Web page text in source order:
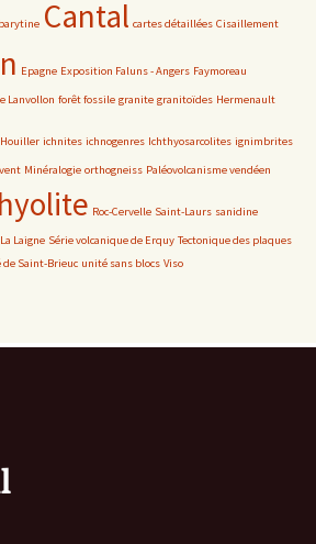
barytine Cantal cartes détaillées Cisaillement
Epagne Exposition Faluns - Angers Faymoreau
Lanvollon forêt fossile granite granitoïdes Hermenault
Houiller ichnites ichnogenres Ichthyosarcolites ignimbrites
Minéralogie orthogneiss Paléovolcanisme vendéen
Roc-Cervelle Saint-Laurs sanidine
Laigne Série volcanique de Erquy Tectonique des plaques
de Saint-Brieuc unité sans blocs Viso